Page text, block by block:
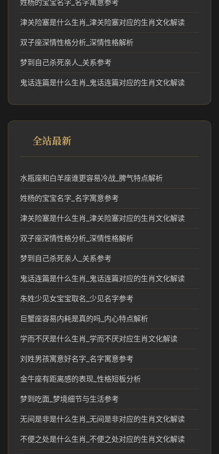
姓杨的宝宝名字_名字寓意参考
津关险塞是什么生肖_津关险塞对应的生肖文化解读
双子座深情性格分析_深情性格解析
梦到自己杀死亲人_关系参考
鬼话连篇是什么生肖_鬼话连篇对应的生肖文化解读
全站最新
水瓶座和白羊座谁更容易冷战_脾气特点解析
姓杨的宝宝名字_名字寓意参考
津关险塞是什么生肖_津关险塞对应的生肖文化解读
双子座深情性格分析_深情性格解析
梦到自己杀死亲人_关系参考
鬼话连篇是什么生肖_鬼话连篇对应的生肖文化解读
朱姓少见女宝宝取名_少见名字参考
巨蟹座容易内耗是真的吗_内心特点解析
学而不厌是什么生肖_学而不厌对应生肖文化解读
刘姓男孩寓意好名字_名字寓意参考
金牛座有距离感的表现_性格短板分析
梦到吃面_梦境细节与生活参考
无间是非是什么生肖_无间是非对应的生肖文化解读
不便之处是什么生肖_不便之处对应的生肖文化解读